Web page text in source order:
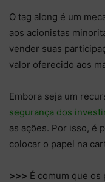
O tag along é um
aos acionistas
vender suas
valor oferecido aos
Embora seja um
segurança dos
as ações. Por isso, é
colocar o papel na
>>> É comum que